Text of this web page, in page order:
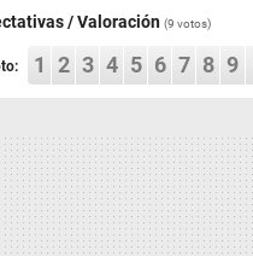
/ Valoración (9 votos)
1 2 3 4 5 6 7 8 9